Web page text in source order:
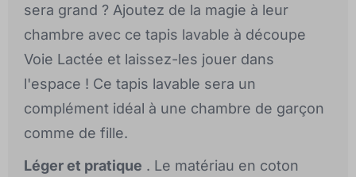
sera grand ? Ajoutez de la magie à leur
chambre avec ce tapis lavable à découpe
Voie Lactée et laissez-les jouer dans
l'espace ! Ce tapis lavable sera un
complément idéal à une chambre de garçon
comme de fille.
Léger et pratique . Le matériau en coton